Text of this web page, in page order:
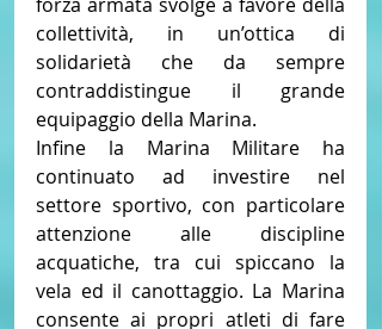
collettività, in un’ottica di
solidarietà che da sempre
contraddistingue il grande
equipaggio della Marina.
Infine la Marina Militare ha
continuato ad investire nel
settore sportivo, con particolare
attenzione alle discipline
acquatiche, tra cui spiccano la
vela ed il canottaggio. La Marina
consente ai propri atleti di fare